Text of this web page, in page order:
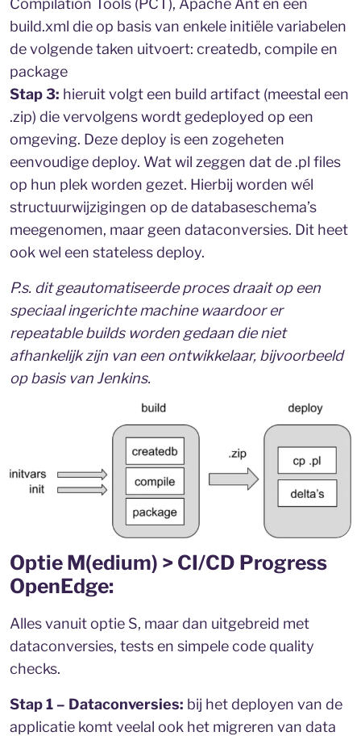
Compilation Tools (PCT), Apache Ant en een
build.xml die op basis van enkele initiële variabelen
de volgende taken uitvoert: createdb, compile en
package
Stap 3: hieruit volgt een build artifact (meestal een
.zip) die vervolgens wordt gedeployed op een
omgeving. Deze deploy is een zogeheten
eenvoudige deploy. Wat wil zeggen dat de .pl files
op hun plek worden gezet. Hierbij worden wél
structuurwijzigingen op de databaseschema’s
meegenomen, maar geen dataconversies. Dit heet
ook wel een stateless deploy.
P.s. dit geautomatiseerde proces draait op een
speciaal ingerichte machine waardoor er
repeatable builds worden gedaan die niet
afhankelijk zijn van een ontwikkelaar, bijvoorbeeld
op basis van Jenkins.
Optie M(edium) > CI/CD Progress
OpenEdge:
Alles vanuit optie S, maar dan uitgebreid met
dataconversies, tests en simpele code quality
checks.
Stap 1 – Dataconversies: bij het deployen van de
applicatie komt veelal ook het migreren van data